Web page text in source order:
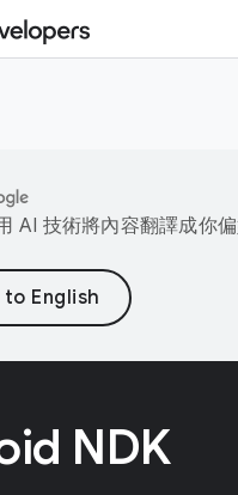
AI 技術將內容翻譯成你
NDK